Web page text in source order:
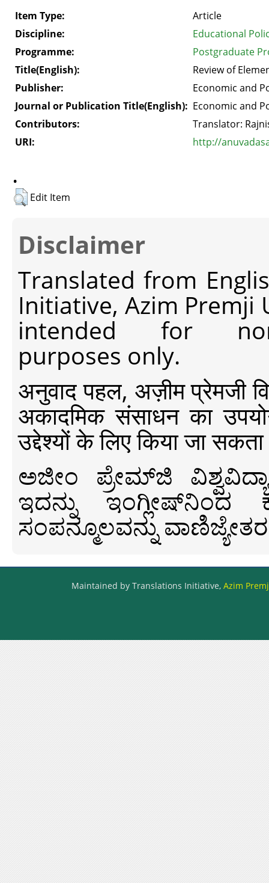
Item Type:
Article
Discipline:
Educational
Programme:
Postgraduate
Title(English):
Review of
Publisher:
Economic and
Journal or Publication Title(English): Economic and
Contributors:
Translator:
URI:
http://
.
Edit Item
Disclaimer
Translated from
Initiative, Azim Premji
intended for non-
purposes only.
अनुवाद पहल, अज़ीम प्रेमजी
अकादमिक संसाधन का
उद्देश्यों के लिए किया जा
ಅಜೀಂ ಪ್ರೇಮ್‍ಜಿ
ಇದನ್ನು ಇಂಗ್ಲೀಷ್‍ನಿಂದ
ಸಂಪನ್ಮೂಲವನ್ನು
Maintained by Translations Initiative, Azim